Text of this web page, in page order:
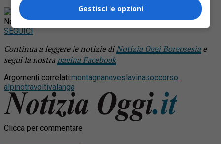
Rimani aggiornato seguendoci su Google
News!
SEGUICI
Continua a leggere le notizie diNotizia Oggi Borgosesia e
segui la nostra pagina Facebook
Argomenti correlati:montagnaneveslavinasoccorso
alpinotravoltivalanga
Clicca per commentare
Gestisci le opzioni